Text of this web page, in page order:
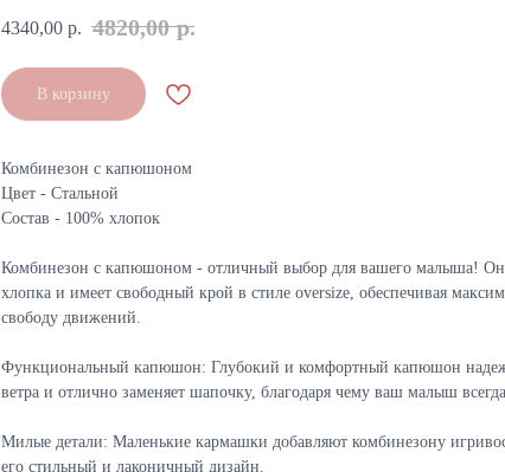
4340,00 р. 4820,00 р.
В корзину
Комбинезон с капюшоном
Цвет - Стальной
Состав - 100% хлопок
Комбинезон с капюшоном - отличный выбор для вашего малыша!
хлопка и имеет свободный крой в стиле oversize, обеспечивая
свободу движений.
Функциональный капюшон: Глубокий и комфортный капюшон
ветра и отлично заменяет шапочку, благодаря чему ваш малыш всегда
Милые детали: Маленькие кармашки добавляют комбинезону
его стильный и лаконичный дизайн.